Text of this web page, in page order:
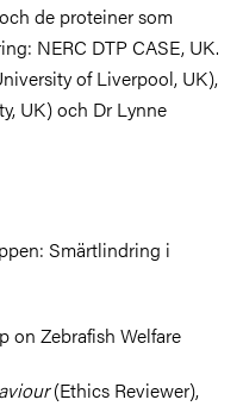
de proteiner som
NERC DTP CASE, UK.
of Liverpool, UK),
UK) och Dr Lynne
Smärtlindring i
on Zebrafish Welfare
(Ethics Reviewer),